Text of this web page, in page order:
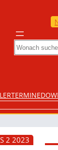
Search
TERMINE
2 2023